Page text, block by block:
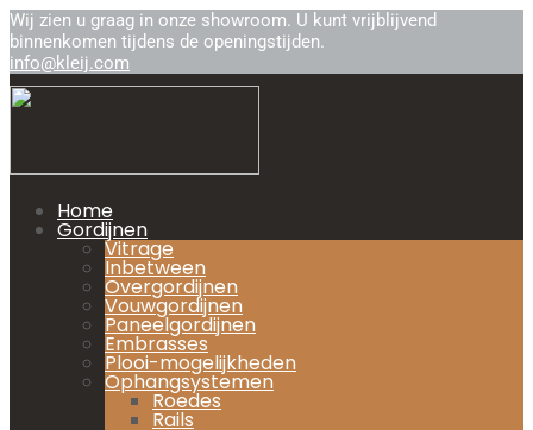
Wij zien u graag in onze showroom. U kunt vrijblijvend
binnenkomen tijdens de openingstijden.
info@kleij.com
Home
Gordijnen
Vitrage
Inbetween
Overgordijnen
Vouwgordijnen
Paneelgordijnen
Embrasses
Plooi-mogelijkheden
Ophangsystemen
Roedes
Rails